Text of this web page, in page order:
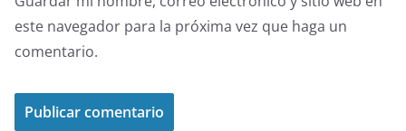
este navegador para la próxima vez que haga un
comentario.